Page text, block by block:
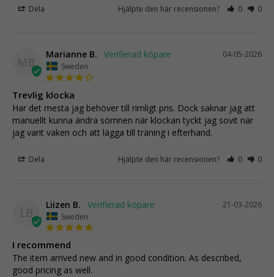
Dela Hjälpte den här recensionen? 0 0
MB
04-05-2026
Marianne B.
Sweden
Trevlig klocka
Har det mesta jag behöver till rimligt pris. Dock saknar jag att
manuellt kunna ändra sömnen när klockan tyckt jag sovit när
jag varit vaken och att lägga till träning i efterhand.
Dela Hjälpte den här recensionen? 0 0
LB
21-03-2026
Liizen B.
Sweden
I recommend
The item arrived new and in good condition. As described,
good pricing as well.